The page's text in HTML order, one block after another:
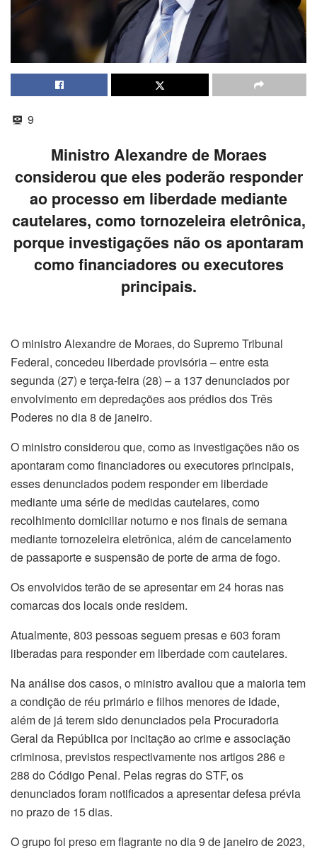
9
Ministro Alexandre de Moraes
considerou que eles poderão responder
ao processo em liberdade mediante
cautelares, como tornozeleira eletrônica,
porque investigações não os apontaram
como financiadores ou executores
principais.
O ministro Alexandre de Moraes, do Supremo Tribunal
Federal, concedeu liberdade provisória – entre esta
segunda (27) e terça-feira (28) – a 137 denunciados por
envolvimento em depredações aos prédios dos Três
Poderes no dia 8 de janeiro.
O ministro considerou que, como as investigações não os
apontaram como financiadores ou executores principais,
esses denunciados podem responder em liberdade
mediante uma série de medidas cautelares, como
recolhimento domiciliar noturno e nos finais de semana
mediante tornozeleira eletrônica, além de cancelamento
de passaporte e suspensão de porte de arma de fogo.
Os envolvidos terão de se apresentar em 24 horas nas
comarcas dos locais onde residem.
Atualmente, 803 pessoas seguem presas e 603 foram
liberadas para responder em liberdade com cautelares.
Na análise dos casos, o ministro avaliou que a maioria tem
a condição de réu primário e filhos menores de idade,
além de já terem sido denunciados pela Procuradoria
Geral da República por incitação ao crime e associação
criminosa, previstos respectivamente nos artigos 286 e
288 do Código Penal. Pelas regras do STF, os
denunciados foram notificados a apresentar defesa prévia
no prazo de 15 dias.
O grupo foi preso em flagrante no dia 9 de janeiro de 2023,